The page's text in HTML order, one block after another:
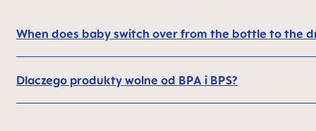
When does baby switch over from the bottle to the
Dlaczego produkty wolne od BPA i BPS?